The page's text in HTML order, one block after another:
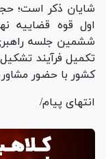
شایان ذکر است؛
اول قوه قضاییه
ششمین جلسه
تکمیل فرآیند
کشور با حضور
انتهای پیام/